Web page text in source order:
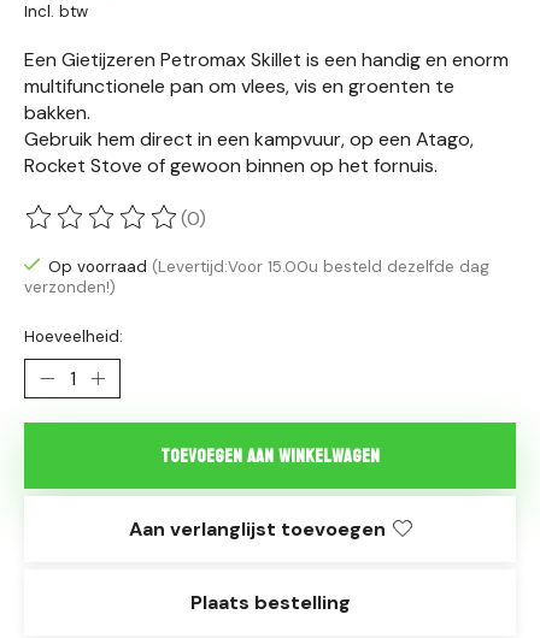
Incl. btw
Een Gietijzeren Petromax Skillet is een handig en enorm
multifunctionele pan om vlees, vis en groenten te
bakken.
Gebruik hem direct in een kampvuur, op een Atago,
Rocket Stove of gewoon binnen op het fornuis.
De beoordeling van dit product is
(0)
Op voorraad (Levertijd:Voor 15.00u besteld dezelfde dag
verzonden!)
Hoeveelheid:
Toevoegen aan winkelwagen
Aan verlanglijst toevoegen
Plaats bestelling